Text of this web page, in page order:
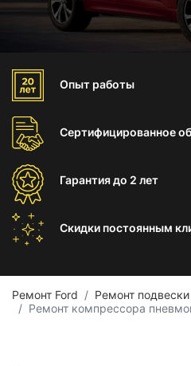
Опыт работы
Сертифицированное
Гарантиядо 2 лет
Скидки постоянным
Ремонт Ford
Ремонт подвески
Ремонт компрессора